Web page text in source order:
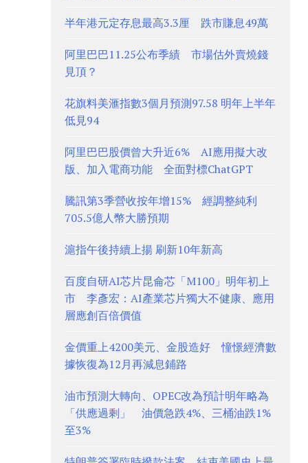
半年港元定存息最高3.3厘 跌市賺息49萬
阿里巴巴11.25公布季績 市場估外賣燒錢
見頂？
花旗料美滙指數3個月預測97.58 明年上半年
低見94
阿里巴巴股價曾大升近6% AI應用擬大改
版、加入電商功能 全面對標ChatGPT
騰訊第3季營收按年增15% 經調整純利
705.5億人幣大勝預期
滬指午後持續上揚 刷新10年新高
百度自研AI芯片昆侖芯「M100」明年初上
市 李彥宏：AI產業芯片獨大不健康、應用
層應創百倍價值
金價重上4200美元、金股造好 憧憬經濟數
據恢復為12月再減息鋪路
油市預測大轉向、OPEC改為預計明年略為
「供應過剩」 油價急跌4%、三桶油跌1%
至3%